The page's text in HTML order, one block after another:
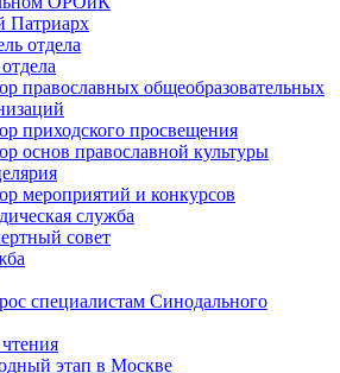
Патриарх
отдела
православных общеобразовательных
приходского просвещения
основ православной культуры
мероприятий и конкурсов
служба
совет
специалистам Синодального
этап в Москве